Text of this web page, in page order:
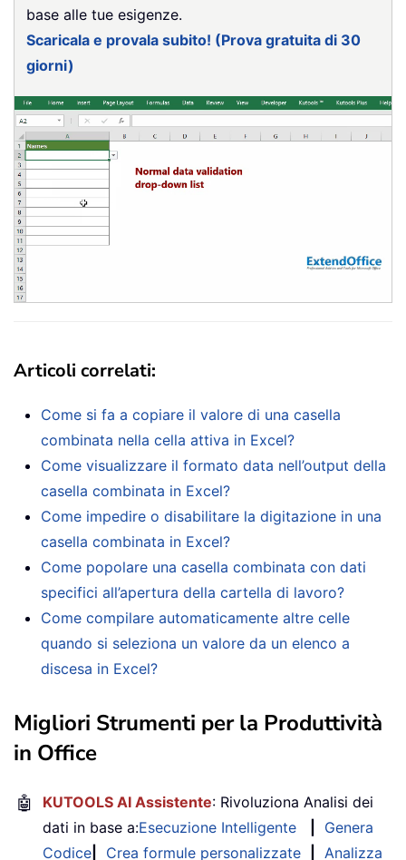
base alle tue esigenze.
Scaricala e provala subito! (Prova gratuita di 30
giorni)
Articoli correlati:
Come si fa a copiare il valore di una casella
combinata nella cella attiva in Excel?
Come visualizzare il formato data nell’output della
casella combinata in Excel?
Come impedire o disabilitare la digitazione in una
casella combinata in Excel?
Come popolare una casella combinata con dati
specifici all’apertura della cartella di lavoro?
Come compilare automaticamente altre celle
quando si seleziona un valore da un elenco a
discesa in Excel?
Migliori Strumenti per la Produttività
in Office
🤖 KUTOOLS AI Assistente: Rivoluziona Analisi dei
dati in base a:Esecuzione Intelligente
Genera
Codice
Crea formule personalizzate Analizza